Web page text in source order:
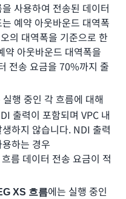
사용하여 전송된 데이터
예약 아웃바운드 대역폭
의 대역폭을 기준으로 한
약 아웃바운드 대역폭을
전송 요금을 70%까지 줄
실행 중인 각 흐름에 대해
출력이 포함되며 VPC 내
하지 않습니다. NDI 출력
하는 경우
름 데이터 전송 요금이 적
XS 흐름에는 실행 중인